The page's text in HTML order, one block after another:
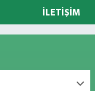
İLETIŞIM